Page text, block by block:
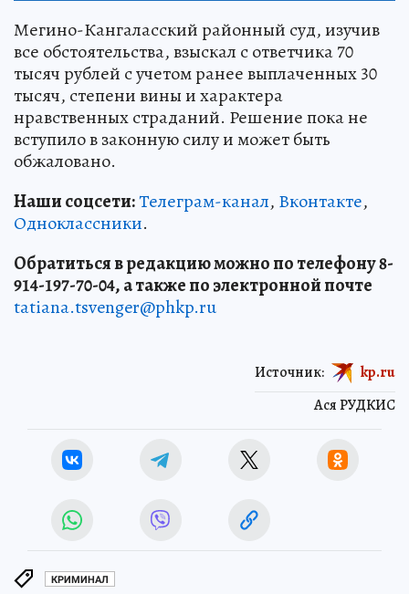
Мегино-Кангаласский районный суд, изучив
все обстоятельства, взыскал с ответчика 70
тысяч рублей с учетом ранее выплаченных 30
тысяч, степени вины и характера
нравственных страданий. Решение пока не
вступило в законную силу и может быть
обжаловано.
Наши соцсети:Телеграм-канал, Вконтакте,
Одноклассники.
Обратиться в редакцию можно по телефону 8-
914-197-70-04, а также по электронной почте
tatiana.tsvenger@phkp.ru
Ася РУДКИС
Источник: kp.ru
КРИМИНАЛ